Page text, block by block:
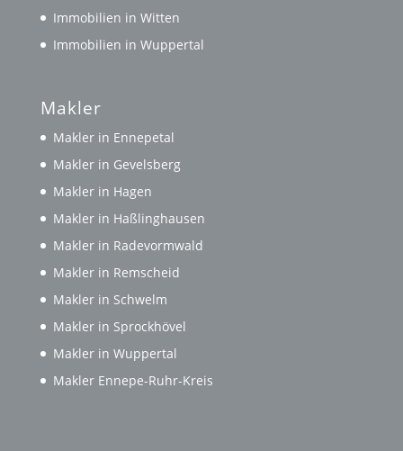
Immobilien in Witten
Immobilien in Wuppertal
Makler
Makler in Ennepetal
Makler in Gevelsberg
Makler in Hagen
Makler in Haßlinghausen
Makler in Radevormwald
Makler in Remscheid
Makler in Schwelm
Makler in Sprockhövel
Makler in Wuppertal
Makler Ennepe-Ruhr-Kreis